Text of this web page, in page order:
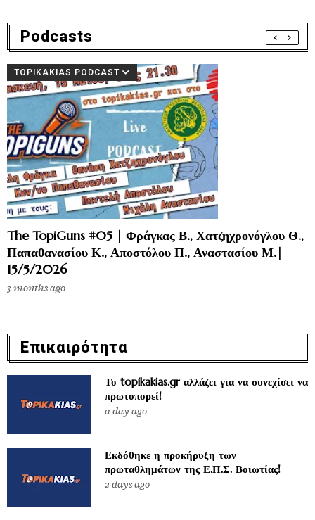
Podcasts
TOPIKAKIAS PODCAST
The TopiGuns #05 | Φράγκας Β., Χατζηχρονόγλου Θ.,
Παπαθανασίου Κ., Αποστόλου Π., Αναστασίου Μ.|
15/5/2026
3 months ago
Επικαιρότητα
Το topikakias.gr αλλάζει για να συνεχίσει να
πρωτοπορεί!
a day ago
Εκδόθηκε η προκήρυξη των
πρωταθλημάτων της Ε.Π.Σ. Βοιωτίας!
2 days ago